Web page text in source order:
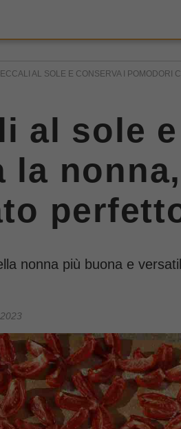
AL SOLE E CONSERVA I POMODORI
al sole
la
nonna più buona e